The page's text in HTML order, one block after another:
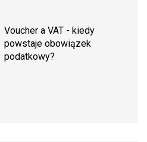
Voucher a VAT - kiedy
powstaje obowiązek
podatkowy?